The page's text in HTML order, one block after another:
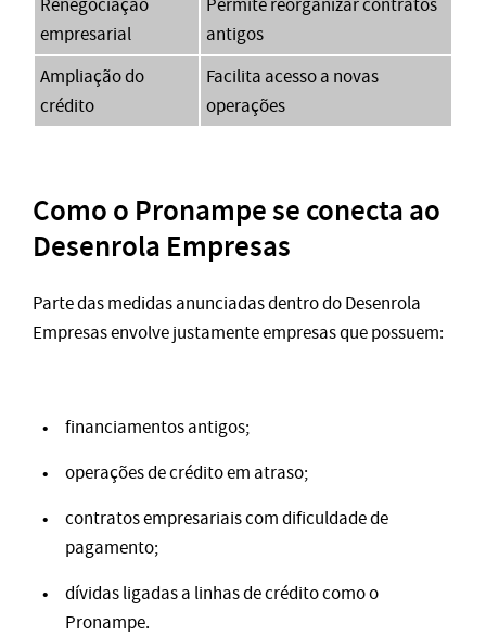
Renegociação
empresarial
Permite reorganizar contratos
antigos
Ampliação do
crédito
Facilita acesso a novas
operações
Como o Pronampe se conecta ao
Desenrola Empresas
Parte das medidas anunciadas dentro do Desenrola
Empresas envolve justamente empresas que possuem:
financiamentos antigos;
operações de crédito em atraso;
contratos empresariais com dificuldade de
pagamento;
dívidas ligadas a linhas de crédito como o
Pronampe.